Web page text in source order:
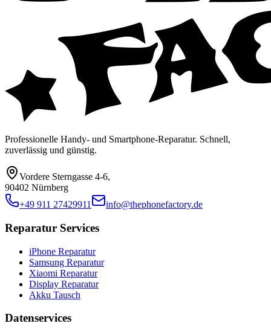
Professionelle Handy- und Smartphone-Reparatur. Schnell,
zuverlässig und günstig.
Vordere Sterngasse 4-6,
90402 Nürnberg
+49 911 27429911
info@thephonefactory.de
Reparatur Services
iPhone Reparatur
Samsung Reparatur
Xiaomi Reparatur
Display Reparatur
Akku Tausch
Datenservices